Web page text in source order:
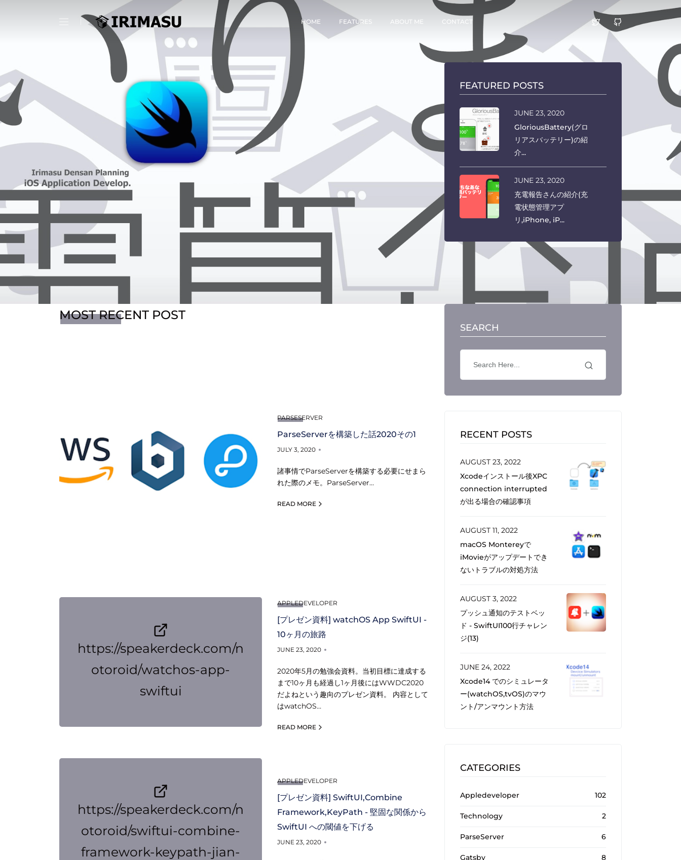
HOME FEATURES ABOUT ME CONTACT
FEATURED POSTS
JUNE 23, 2020
GloriousBattery(グロ
リアスバッテリー)の紹
介...
JUNE 23, 2020
充電報告さんの紹介(充
電状態管理アプ
リ,iPhone, iP...
MOST RECENT POST
PARSESERVER
ParseServerを構築した話2020その1
JULY 3, 2020
諸事情でParseServerを構築する必要にせまら
れた際のメモ。ParseServer…
READ MORE
https://speakerdeck.com/n
otoroid/watchos-app-
swiftui
APPLEDEVELOPER
[プレゼン資料] watchOS App SwiftUI -
10ヶ月の旅路
JUNE 23, 2020
2020年5月の勉強会資料。当初目標に達成する
まで10ヶ月も経過し1ヶ月後にはWWDC2020
だよねという趣向のプレゼン資料。 内容として
はwatchOS…
READ MORE
https://speakerdeck.com/n
otoroid/swiftui-combine-
framework-keypath-jian-
APPLEDEVELOPER
[プレゼン資料] SwiftUI,Combine
Framework,KeyPath - 堅固な関係から
SwiftUI への閾値を下げる
JUNE 23, 2020
SEARCH
RECENT POSTS
AUGUST 23, 2022
Xcodeインストール後XPC
connection interrupted
が出る場合の確認事項
AUGUST 11, 2022
macOS Montereyで
iMovieがアップデートでき
ないトラブルの対処方法
AUGUST 3, 2022
プッシュ通知のテストベッ
ド - SwiftUI100行チャレン
ジ(13)
JUNE 24, 2022
Xcode14 でのシミュレータ
ー(watchOS,tvOS)のマウ
ント/アンマウント方法
CATEGORIES
Appledeveloper 102
Technology 2
ParseServer 6
Gatsby 8